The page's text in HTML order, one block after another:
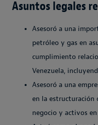
Asuntos legales
Asesoró a una
petróleo y gas en
cumplimiento
Venezuela,
Asesoró a una
en la estructuración
negocio y activos en